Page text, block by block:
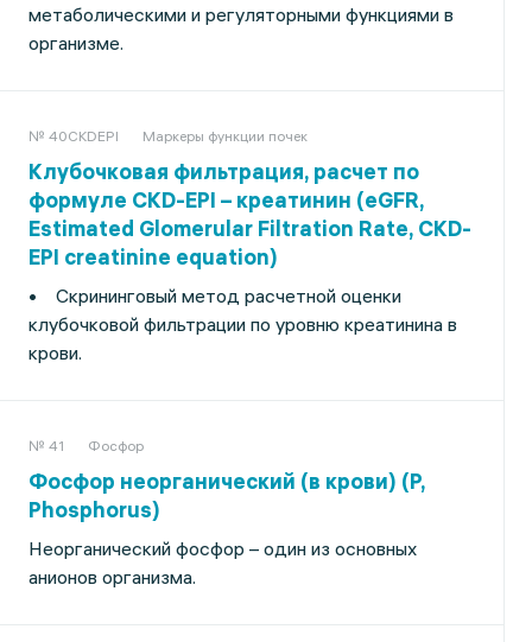
метаболическими и регуляторными функциями в
организме.
№ 40CKDEPI Маркеры функции почек
Клубочковая фильтрация, расчет по
формуле CKD-EPI – креатинин (eGFR,
Estimated Glomerular Filtration Rate, CKD-
EPI creatinine equation)
• Скрининговый метод расчетной оценки
клубочковой фильтрации по уровню креатинина в
крови.
№ 41 Фосфор
Фосфор неорганический (в крови) (P,
Phosphorus)
Неорганический фосфор – один из основных
анионов организма.